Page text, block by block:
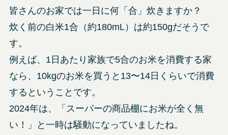
皆さんのお家では一日に何「合」炊きますか？
炊く前の白米1合（約180mL）は約150gだそうで
す。
例えば、1日あたり家族で5合のお米を消費する家
なら、10kgのお米を買うと13〜14日くらいで消費
するということです。
2024年は、「スーパーの商品棚にお米が全く無
い！」と一時は騒動になっていましたね。